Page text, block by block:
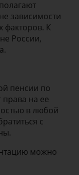
зависимости
факторов. К
России,
пенсии по
права на ее
в любой
с
можно